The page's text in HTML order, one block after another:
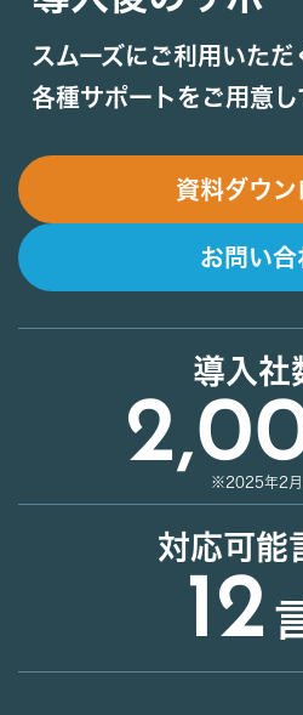
スムーズにご利用いただ
各種サポートをご用意
資料ダウン
お問い合
導入社
※2025年2月
対応可能
12